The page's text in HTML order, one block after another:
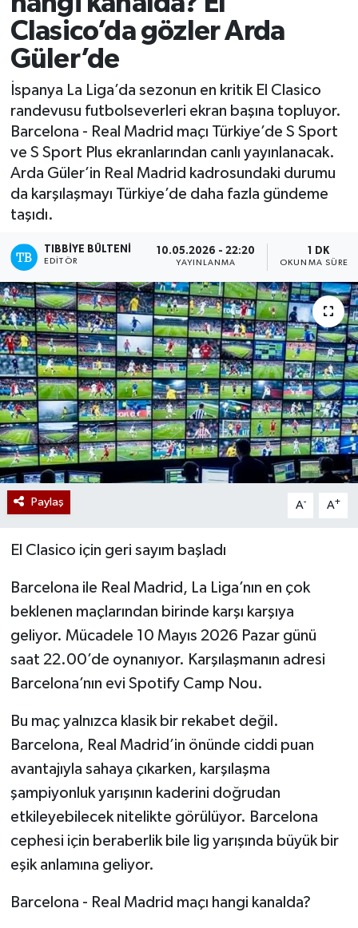
Clasico’da gözler Arda
Güler’de
İspanya La Liga’da sezonun en kritik El Clasico
randevusu futbolseverleri ekran başına topluyor.
Barcelona - Real Madrid maçı Türkiye’de S Sport
ve S Sport Plus ekranlarından canlı yayınlanacak.
Arda Güler’in Real Madrid kadrosundaki durumu
da karşılaşmayı Türkiye’de daha fazla gündeme
taşıdı.
TIBBIYE BÜLTENI
EDITÖR
10.05.2026 - 22:20
YAYINLANMA
1 DK
OKUNMA SÜRESI
Paylaş A- A+
El Clasico için geri sayım başladı
Barcelona ile Real Madrid, La Liga’nın en çok
beklenen maçlarından birinde karşı karşıya
geliyor. Mücadele 10 Mayıs 2026 Pazar günü
saat 22.00’de oynanıyor. Karşılaşmanın adresi
Barcelona’nın evi Spotify Camp Nou.
Bu maç yalnızca klasik bir rekabet değil.
Barcelona, Real Madrid’in önünde ciddi puan
avantajıyla sahaya çıkarken, karşılaşma
şampiyonluk yarışının kaderini doğrudan
etkileyebilecek nitelikte görülüyor. Barcelona
cephesi için beraberlik bile lig yarışında büyük bir
eşik anlamına geliyor.
Barcelona - Real Madrid maçı hangi kanalda?
Mevzuat